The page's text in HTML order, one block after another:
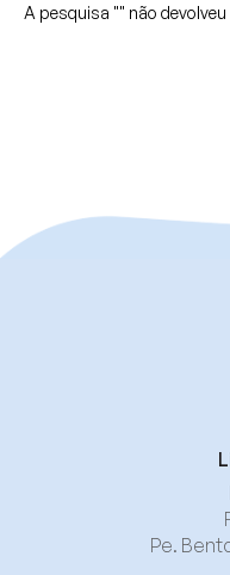
A pesquisa "" não
Pe.